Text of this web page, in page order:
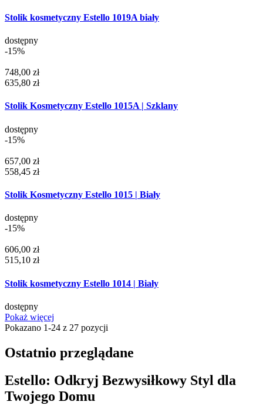
Stolik kosmetyczny Estello 1019A biały
dostępny
-15%
748,00 zł
635,80 zł
Stolik Kosmetyczny Estello 1015A | Szklany
dostępny
-15%
657,00 zł
558,45 zł
Stolik Kosmetyczny Estello 1015 | Biały
dostępny
-15%
606,00 zł
515,10 zł
Stolik kosmetyczny Estello 1014 | Biały
dostępny
Pokaż więcej
Pokazano 1-24 z 27 pozycji
Ostatnio przeglądane
Estello: Odkryj Bezwysiłkowy Styl dla
Twojego Domu